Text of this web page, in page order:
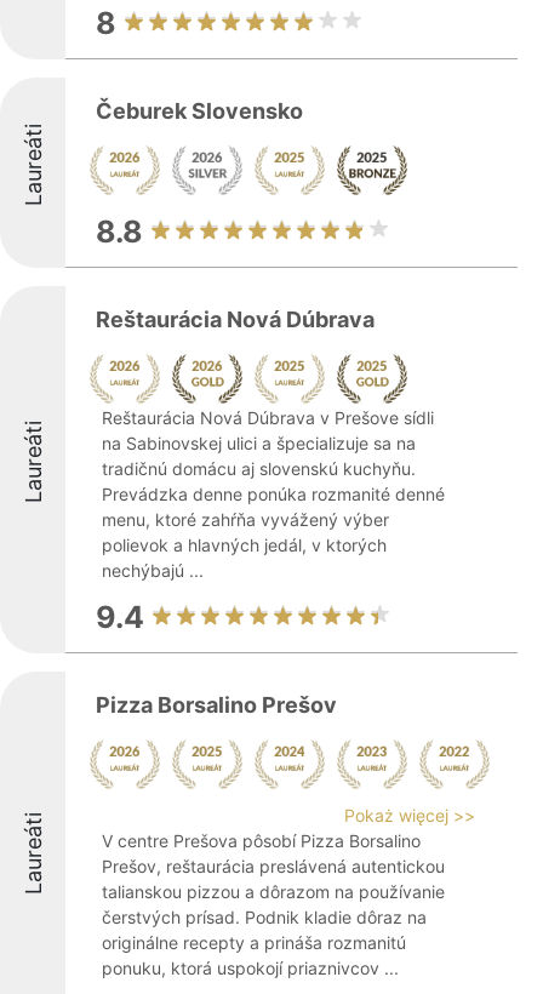
8
Laureáti
Čeburek Slovensko
8.8
Laureáti
Reštaurácia Nová Dúbrava
Reštaurácia Nová Dúbrava v Prešove sídli
na Sabinovskej ulici a špecializuje sa na
tradičnú domácu aj slovenskú kuchyňu.
Prevádzka denne ponúka rozmanité denné
menu, ktoré zahŕňa vyvážený výber
polievok a hlavných jedál, v ktorých
nechýbajú ...
9.4
Laureáti
Pizza Borsalino Prešov
Pokaż więcej >>
V centre Prešova pôsobí Pizza Borsalino
Prešov, reštaurácia preslávená autentickou
talianskou pizzou a dôrazom na používanie
čerstvých prísad. Podnik kladie dôraz na
originálne recepty a prináša rozmanitú
ponuku, ktorá uspokojí priaznivcov ...